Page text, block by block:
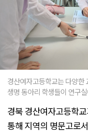
경산여자고등학교는 다양한
생명 동아리 학생들이 연구
경북 경산여자고등학
통해 지역의 명문고로